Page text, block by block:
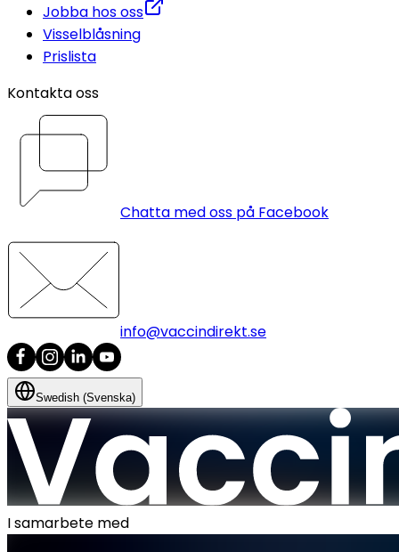
Jobba hos oss
Visselblåsning
Prislista
Kontakta oss
Chatta med oss på Facebook
info@vaccindirekt.se
Swedish (Svenska)
I samarbete med